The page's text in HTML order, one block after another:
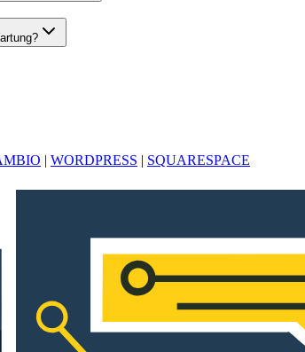
| WORDPRESS | SQUARESPACE